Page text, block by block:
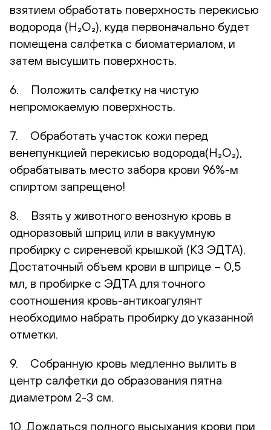
взятием обработать поверхность перекисью
водорода (H₂O₂), куда первоначально будет
помещена салфетка с биоматериалом, и
затем высушить поверхность.
6. Положить салфетку на чистую
непромокаемую поверхность.
7. Обработать участок кожи перед
венепункцией перекисью водорода(H₂O₂),
обрабатывать место забора крови 96%-м
спиртом запрещено!
8. Взять у животного венозную кровь в
одноразовый шприц или в вакуумную
пробирку с сиреневой крышкой (К3 ЭДТА).
Достаточный объем крови в шприце – 0,5
мл, в пробирке с ЭДТА для точного
соотношения кровь-антикоагулянт
необходимо набрать пробирку до указанной
отметки.
9. Собранную кровь медленно вылить в
центр салфетки до образования пятна
диаметром 2-3 см.
10. Дождаться полного высыхания крови при